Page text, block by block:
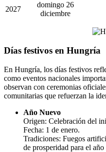
2027
domingo 26
diciembre
Días festivos en Hungría
En Hungría, los días festivos
como eventos nacionales
observan con ceremonias
comunitarias que refuerzan la
Año Nuevo
Origen: Celebración del
Fecha: 1 de enero.
Tradiciones: Fuegos
de prosperidad para el año